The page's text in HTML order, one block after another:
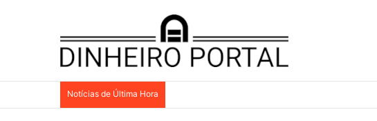
Notícias de Última Hora